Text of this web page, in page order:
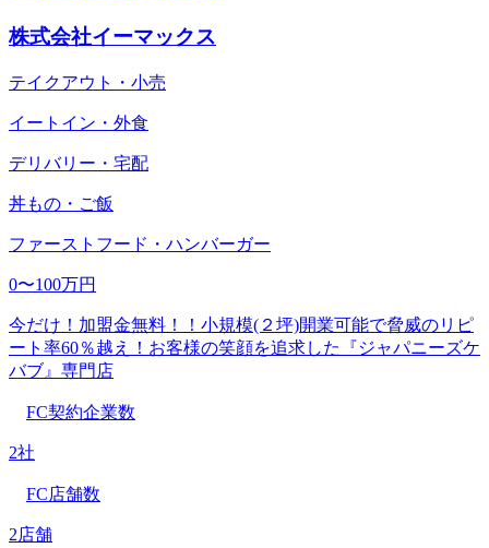
株式会社イーマックス
テイクアウト・小売
イートイン・外食
デリバリー・宅配
丼もの・ご飯
ファーストフード・ハンバーガー
0〜100万円
今だけ！加盟金無料！！小規模(２坪)開業可能で脅威のリピ
ート率60％越え！お客様の笑顔を追求した『ジャパニーズケ
バブ』専門店
FC契約企業数
2社
FC店舗数
2店舗